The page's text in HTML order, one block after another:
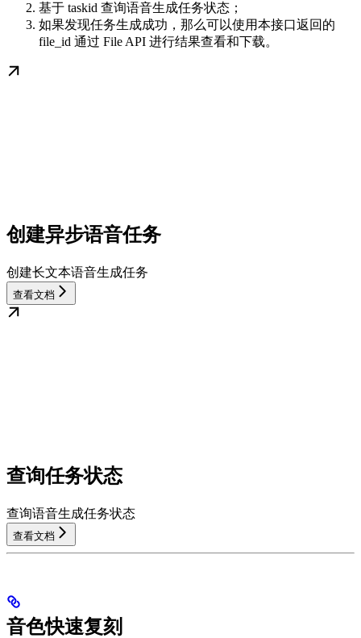
基于 taskid 查询语音生成任务状态；
如果发现任务生成成功，那么可以使用本接口返回的
file_id 通过 File API 进行结果查看和下载。
创建异步语音任务
创建长文本语音生成任务
查看文档
查询任务状态
查询语音生成任务状态
查看文档
音色快速复刻